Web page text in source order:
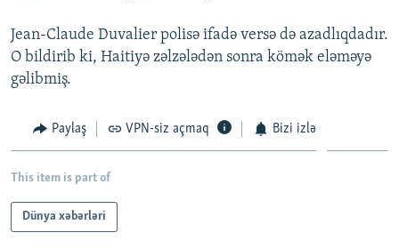
KARIKATURA
İSLAM VƏ DEMOKRATIYA
İZ - MƏDƏNIYYƏT PROQRAMI
PEŞƏ ETIKASI VƏ JURNALISTIKA STANDARTLARIMIZ
MATERIALLARIMIZDAN ISTIFADƏ
AZADLIQRADIOSU MOBIL TELEFONUNUZDA
BIZIMLƏ ƏLAQƏ
XƏBƏR BÜLLETENLƏRIMIZ
RFE/RL-in bütün saytları
Jean-Claude Duvalier polisə ifadə versə də azadlıqdadır.
O bildirib ki, Haitiyə zəlzələdən sonra kömək eləməyə
gəlibmiş.
Paylaş VPN-siz açmaq Bizi izlə
This item is part of
Dünya xəbərləri